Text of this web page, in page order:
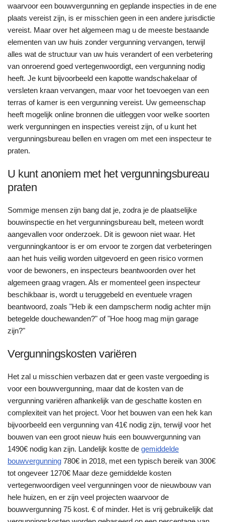
waarvoor een bouwvergunning en geplande inspecties in de ene
plaats vereist zijn, is er misschien geen in een andere jurisdictie
vereist. Maar over het algemeen mag u de meeste bestaande
elementen van uw huis zonder vergunning vervangen, terwijl
alles wat de structuur van uw huis verandert of een verbetering
van onroerend goed vertegenwoordigt, een vergunning nodig
heeft. Je kunt bijvoorbeeld een kapotte wandschakelaar of
versleten kraan vervangen, maar voor het toevoegen van een
terras of kamer is een vergunning vereist. Uw gemeenschap
heeft mogelijk online bronnen die uitleggen voor welke soorten
werk vergunningen en inspecties vereist zijn, of u kunt het
vergunningsbureau bellen en vragen om met een inspecteur te
praten.
U kunt anoniem met het vergunningsbureau
praten
Sommige mensen zijn bang dat je, zodra je de plaatselijke
bouwinspectie en het vergunningsbureau belt, meteen wordt
aangevallen voor onderzoek. Dit is gewoon niet waar. Het
vergunningkantoor is er om ervoor te zorgen dat verbeteringen
aan het huis veilig worden uitgevoerd en geen risico vormen
voor de bewoners, en inspecteurs beantwoorden over het
algemeen graag vragen. Als er momenteel geen inspecteur
beschikbaar is, wordt u teruggebeld en eventuele vragen
beantwoord, zoals "Heb ik een dampscherm nodig achter mijn
betegelde douchewanden?" of "Hoe hoog mag mijn garage
zijn?"
Vergunningskosten variëren
Het zal u misschien verbazen dat er geen vaste vergoeding is
voor een bouwvergunning, maar dat de kosten van de
vergunning variëren afhankelijk van de geschatte kosten en
complexiteit van het project. Voor het bouwen van een hek kan
bijvoorbeeld een vergunning van 41€ nodig zijn, terwijl voor het
bouwen van een groot nieuw huis een bouwvergunning van
1490€ nodig kan zijn. Landelijk kostte de gemiddelde
bouwvergunning 780€ in 2018, met een typisch bereik van 300€
tot ongeveer 1270€ Maar deze gemiddelde kosten
vertegenwoordigen veel vergunningen voor de nieuwbouw van
hele huizen, en er zijn veel projecten waarvoor de
bouwvergunning 75 kost. € of minder. Het is vrij gebruikelijk dat